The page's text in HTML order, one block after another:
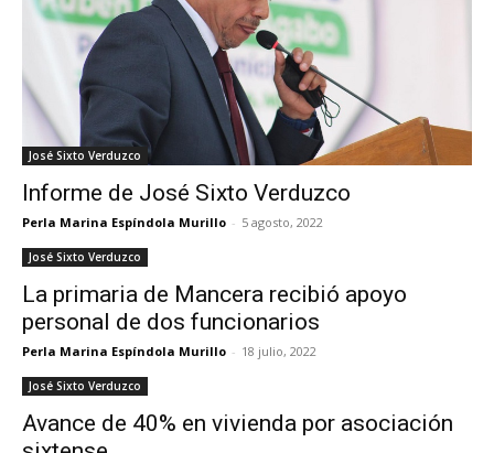
José Sixto Verduzco
Informe de José Sixto Verduzco
Perla Marina Espíndola Murillo - 5 agosto, 2022
José Sixto Verduzco
La primaria de Mancera recibió apoyo
personal de dos funcionarios
Perla Marina Espíndola Murillo - 18 julio, 2022
José Sixto Verduzco
Avance de 40% en vivienda por asociación